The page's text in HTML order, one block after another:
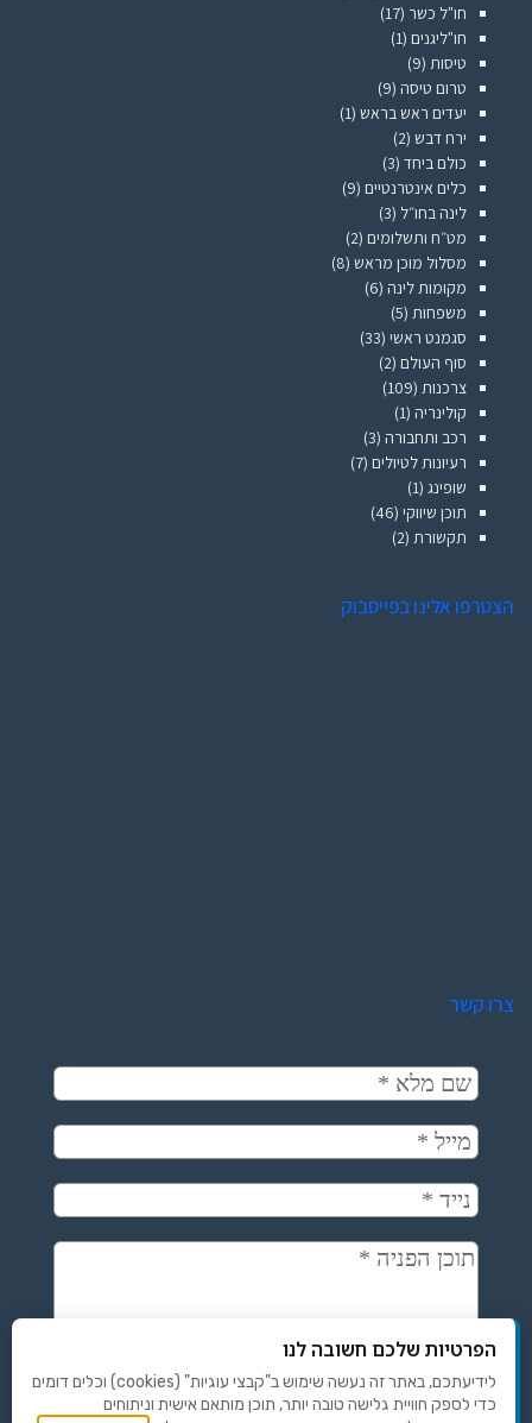
חו"ל כשר (17)
חו"ליגנים (1)
טיסות (9)
טרום טיסה (9)
יעדים ראש בראש (1)
ירח דבש (2)
כולם ביחד (3)
כלים אינטרנטיים (9)
לינה בחו״ל (3)
מט״ח ותשלומים (2)
מסלול מוכן מראש (8)
מקומות לינה (6)
משפחות (5)
סגמנט ראשי (33)
סוף העולם (2)
צרכנות (109)
קולינריה (1)
רכב ותחבורה (3)
רעיונות לטיולים (7)
שופינג (1)
תוכן שיווקי (46)
תקשורת (2)
הצטרפו אלינו בפייסבוק
צרו קשר
הפרטיות שלכם חשובה לנו
לידיעתכם, באתר זה נעשה שימוש ב"קבצי עוגיות" (cookies) וכלים דומים
כדי לספק חוויית גלישה טובה יותר, תוכן מותאם אישית וניתוחים